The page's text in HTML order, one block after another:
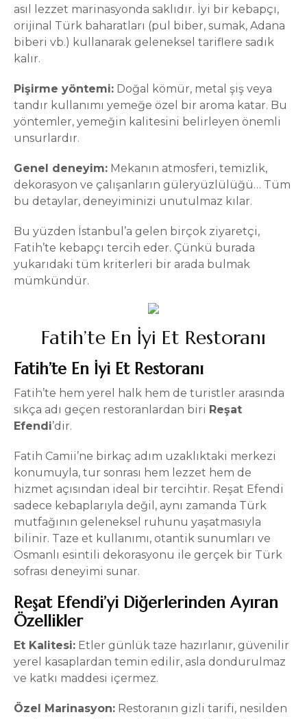
asıl lezzet marinasyonda saklıdır. İyi bir kebapçı,
orijinal Türk baharatları (pul biber, sumak, Adana
biberi vb.) kullanarak geleneksel tariflere sadık
kalır.
Pişirme yöntemi: Doğal kömür, metal şiş veya
tandır kullanımı yemeğe özel bir aroma katar. Bu
yöntemler, yemeğin kalitesini belirleyen önemli
unsurlardır.
Genel deneyim: Mekanın atmosferi, temizlik,
dekorasyon ve çalışanların güleryüzlülüğü… Tüm
bu detaylar, deneyiminizi unutulmaz kılar.
Bu yüzden İstanbul’a gelen birçok ziyaretçi,
Fatih’te kebapçı tercih eder. Çünkü burada
yukarıdaki tüm kriterleri bir arada bulmak
mümkündür.
Fatih’te En İyi Et Restoranı
Fatih’te En İyi Et Restoranı
Fatih’te hem yerel halk hem de turistler arasında
sıkça adı geçen restoranlardan biri Reşat
Efendi’dir.
Fatih Camii’ne birkaç adım uzaklıktaki merkezi
konumuyla, tur sonrası hem lezzet hem de
hizmet açısından ideal bir tercihtir. Reşat Efendi
sadece kebaplarıyla değil, aynı zamanda Türk
mutfağının geleneksel ruhunu yaşatmasıyla
bilinir. Taze et kullanımı, otantik sunumları ve
Osmanlı esintili dekorasyonu ile gerçek bir Türk
sofrası deneyimi sunar.
Reşat Efendi’yi Diğerlerinden Ayıran
Özellikler
Et Kalitesi: Etler günlük taze hazırlanır, güvenilir
yerel kasaplardan temin edilir, asla dondurulmaz
ve katkı maddesi içermez.
Özel Marinasyon: Restoranın gizli tarifi, nesilden